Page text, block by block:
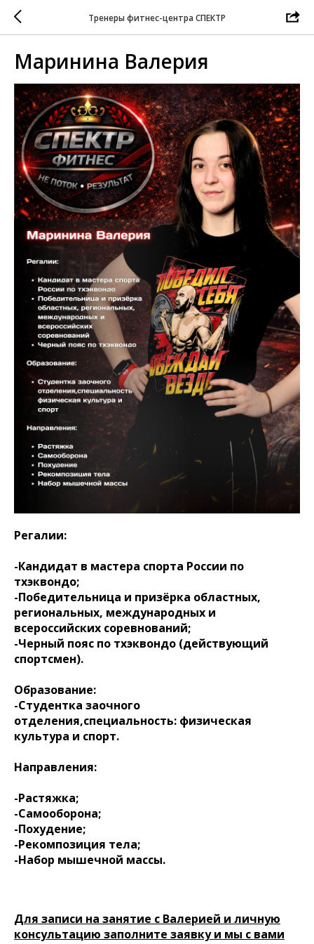
Тренеры фитнес-центра СПЕКТР
Маринина Валерия
Регалии:
-Кандидат в мастера спорта России по
тхэквондо;
-Победительница и призёрка областных,
региональных, международных и
всероссийских соревнований;
-Черный пояс по тхэквондо (действующий
спортсмен).
Образование:
-Студентка заочного
отделения,специальность: физическая
культура и спорт.
Направления:
-Растяжка;
-Самооборона;
-Похудение;
-Рекомпозиция тела;
-Набор мышечной массы.
Для записи на занятие с Валерией и личную
консультацию заполните заявку и мы с вами